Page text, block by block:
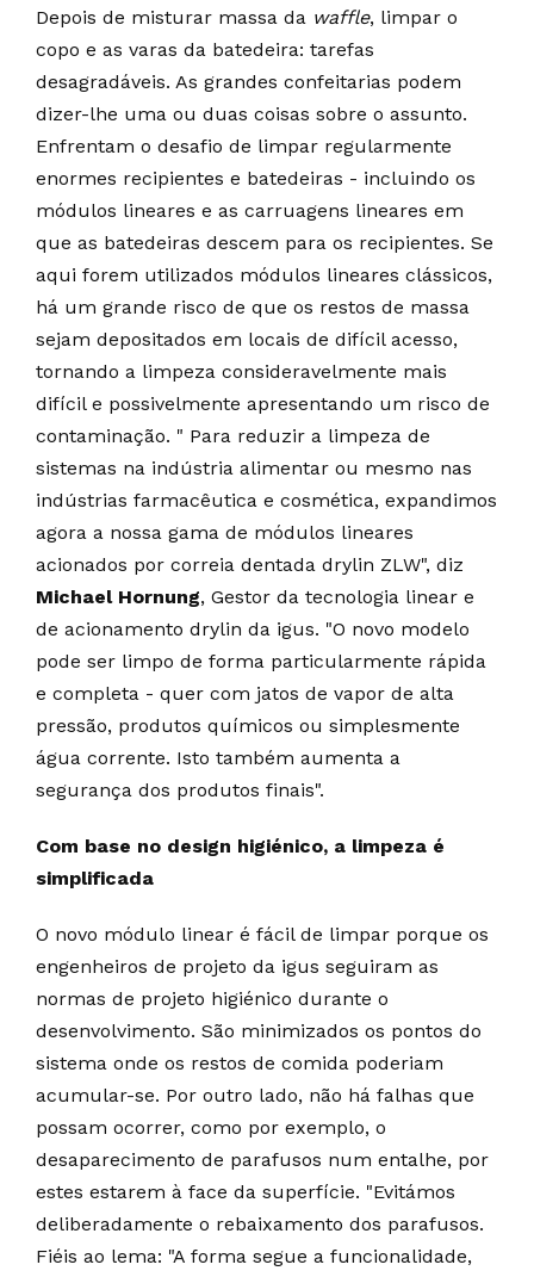
Depois de misturar massa da waffle, limpar o
copo e as varas da batedeira: tarefas
desagradáveis. As grandes confeitarias podem
dizer-lhe uma ou duas coisas sobre o assunto.
Enfrentam o desafio de limpar regularmente
enormes recipientes e batedeiras - incluindo os
módulos lineares e as carruagens lineares em
que as batedeiras descem para os recipientes. Se
aqui forem utilizados módulos lineares clássicos,
há um grande risco de que os restos de massa
sejam depositados em locais de difícil acesso,
tornando a limpeza consideravelmente mais
difícil e possivelmente apresentando um risco de
contaminação. " Para reduzir a limpeza de
sistemas na indústria alimentar ou mesmo nas
indústrias farmacêutica e cosmética, expandimos
agora a nossa gama de módulos lineares
acionados por correia dentada drylin ZLW", diz
Michael Hornung, Gestor da tecnologia linear e
de acionamento drylin da igus. "O novo modelo
pode ser limpo de forma particularmente rápida
e completa - quer com jatos de vapor de alta
pressão, produtos químicos ou simplesmente
água corrente. Isto também aumenta a
segurança dos produtos finais".
Com base no design higiénico, a limpeza é
simplificada
O novo módulo linear é fácil de limpar porque os
engenheiros de projeto da igus seguiram as
normas de projeto higiénico durante o
desenvolvimento. São minimizados os pontos do
sistema onde os restos de comida poderiam
acumular-se. Por outro lado, não há falhas que
possam ocorrer, como por exemplo, o
desaparecimento de parafusos num entalhe, por
estes estarem à face da superfície. "Evitámos
deliberadamente o rebaixamento dos parafusos.
Fiéis ao lema: "A forma segue a funcionalidade,